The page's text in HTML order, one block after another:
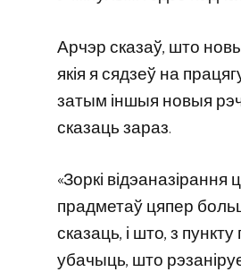
Арчэр сказаў, што
якія я сядзеў на
затым іншыя новыя
сказаць зараз.
«Зоркі
прадметаў цяпер
сказаць, і што, з
убачыць, што